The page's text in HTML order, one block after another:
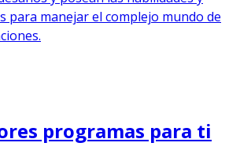
para manejar el complejo mundo de
programas para ti